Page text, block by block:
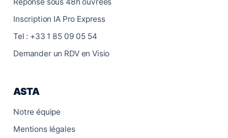
Inscription IA Pro Express
Tel : +33 1 85 09 05 54
Demander un RDV en Visio
ASTA
Notre équipe
Mentions légales